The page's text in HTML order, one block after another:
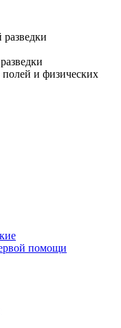
и физических
помощи